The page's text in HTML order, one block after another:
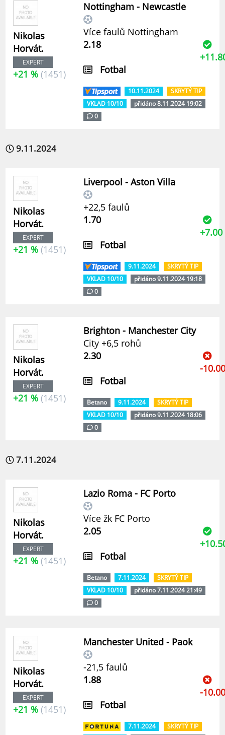
Nikolas
Horvát.
EXPERT
+21 % (1451)
Nottingham - Newcastle
Více faulů Nottingham
2.18
Fotbal
10.11.2024
SKRYTÝ TIP
VKLAD 10/10
přidáno 8.11.2024 19:02
0
9.11.2024
Nikolas
Horvát.
EXPERT
+21 % (1451)
Liverpool - Aston Villa
+22,5 faulů
1.70
Fotbal
+7.00
9.11.2024
SKRYTÝ TIP
VKLAD 10/10
přidáno 9.11.2024 19:18
0
Nikolas
Horvát.
EXPERT
+21 % (1451)
Brighton - Manchester City
City +6,5 rohů
2.30
Fotbal
-10.00
Betano 9.11.2024
SKRYTÝ TIP
VKLAD 10/10
přidáno 9.11.2024 18:06
0
7.11.2024
Nikolas
Horvát.
EXPERT
+21 % (1451)
Lazio Roma - FC Porto
Více žk FC Porto
2.05
Fotbal
Betano 7.11.2024
SKRYTÝ TIP
VKLAD 10/10
přidáno 7.11.2024 21:49
0
Nikolas
Horvát.
EXPERT
+21 % (1451)
Manchester United - Paok
-21,5 faulů
1.88
Fotbal
-10.00
7.11.2024
SKRYTÝ TIP